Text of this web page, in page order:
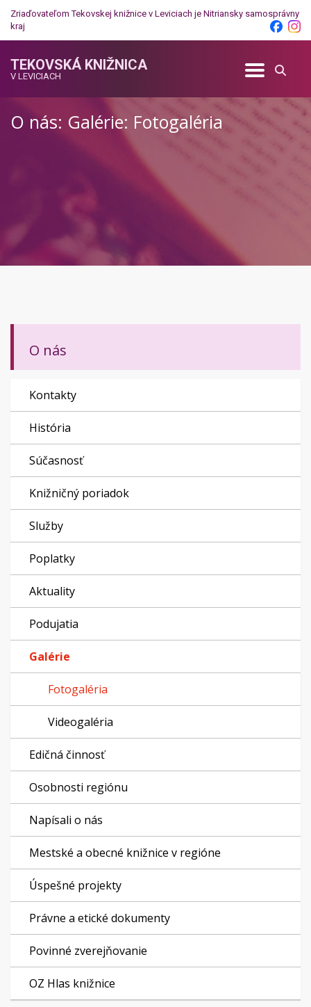
Zriaďovateľom Tekovskej knižnice v Leviciach je Nitriansky samosprávny
kraj
TEKOVSKÁ KNIŽNICA
V LEVICIACH
O nás: Galérie: Fotogaléria
O nás
Kontakty
História
Súčasnosť
Knižničný poriadok
Služby
Poplatky
Aktuality
Podujatia
Galérie
Fotogaléria
Videogaléria
Edičná činnosť
Osobnosti regiónu
Napísali o nás
Mestské a obecné knižnice v regióne
Úspešné projekty
Právne a etické dokumenty
Povinné zverejňovanie
OZ Hlas knižnice